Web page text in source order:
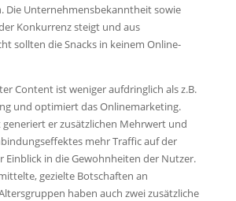
Die Unternehmensbekanntheit sowie
Konkurrenz steigt und aus
sollten die Snacks in keinem Online-
Content ist weniger aufdringlich als z.B.
und optimiert das Onlinemarketing.
generiert er zusätzlichen Mehrwert und
mehr Traffic auf der
Einblick in die Gewohnheiten der Nutzer.
gezielte Botschaften an
haben auch zwei zusätzliche